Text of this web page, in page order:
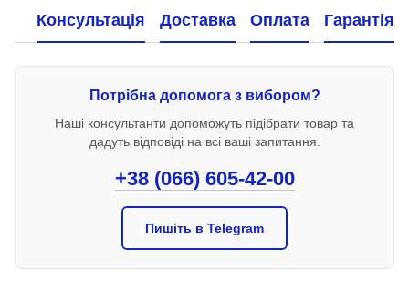
Консультація Доставка Оплата Гарантія
Потрібна допомога з вибором?
Наші консультанти допоможуть підібрати товар та
дадуть відповіді на всі ваші запитання.
+38 (066) 605-42-00
Пишіть в Telegram